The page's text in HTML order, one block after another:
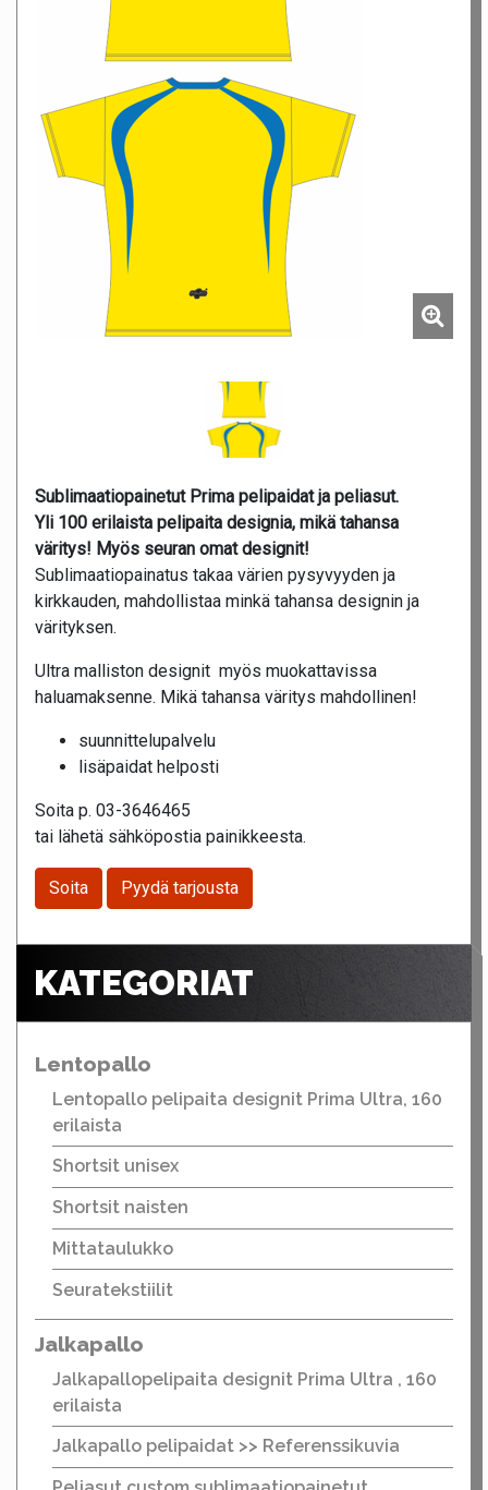
Sublimaatiopainetut Prima pelipaidat ja peliasut.
Yli 100 erilaista pelipaita designia, mikä tahansa
väritys! Myös seuran omat designit!
Sublimaatiopainatus takaa värien pysyvyyden ja
kirkkauden, mahdollistaa minkä tahansa designin ja
värityksen.
Ultra malliston designit myös muokattavissa
haluamaksenne. Mikä tahansa väritys mahdollinen!
suunnittelupalvelu
lisäpaidat helposti
Soita p. 03-3646465
tai lähetä sähköpostia painikkeesta.
Soita Pyydä tarjousta
KATEGORIAT
Lentopallo
Lentopallo pelipaita designit Prima Ultra, 160
erilaista
Shortsit unisex
Shortsit naisten
Mittataulukko
Seuratekstiilit
Jalkapallo
Jalkapallopelipaita designit Prima Ultra , 160
erilaista
Jalkapallo pelipaidat >> Referenssikuvia